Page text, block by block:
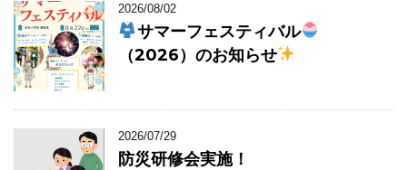
2026/08/02
サマーフェスティバル
（2026）のお知らせ
2026/07/29
防災研修会実施！